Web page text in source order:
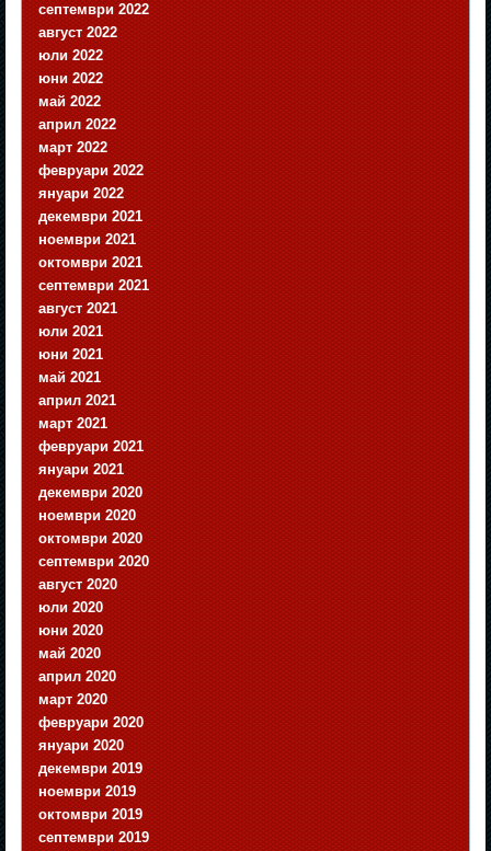
септември 2022
август 2022
юли 2022
юни 2022
май 2022
април 2022
март 2022
февруари 2022
януари 2022
декември 2021
ноември 2021
октомври 2021
септември 2021
август 2021
юли 2021
юни 2021
май 2021
април 2021
март 2021
февруари 2021
януари 2021
декември 2020
ноември 2020
октомври 2020
септември 2020
август 2020
юли 2020
юни 2020
май 2020
април 2020
март 2020
февруари 2020
януари 2020
декември 2019
ноември 2019
октомври 2019
септември 2019